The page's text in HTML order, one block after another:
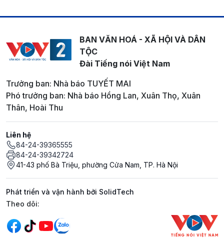
BAN VĂN HOÁ - XÃ HỘI VÀ DÂN
TỘC
Đài Tiếng nói Việt Nam
Trưởng ban: Nhà báo TUYẾT MAI
Phó trưởng ban: Nhà báo Hồng Lan, Xuân Thọ, Xuân
Thân, Hoài Thu
Liên hệ
84-24-39365555
84-24-39342724
41-43 phố Bà Triệu, phường Cửa Nam, TP. Hà Nội
Phát triển và vận hành bởi SolidTech
Mạng xã hội
Theo dõi: